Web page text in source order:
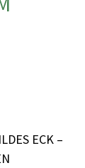
ECK –